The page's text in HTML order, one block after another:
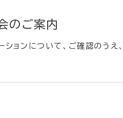
のご案内
ションについて、ご確認のうえ